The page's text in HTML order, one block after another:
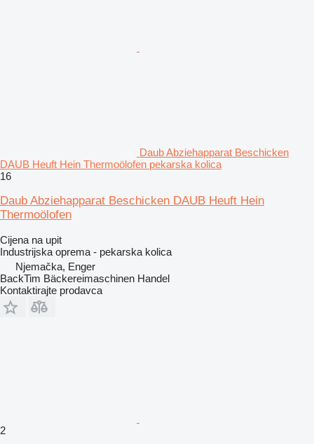
Daub Abziehapparat Beschicken
DAUB Heuft Hein Thermoölofen pekarska kolica
16
Daub Abziehapparat Beschicken DAUB Heuft Hein
Thermoölofen
Cijena na upit
Industrijska oprema - pekarska kolica
Njemačka, Enger
BackTim Bäckereimaschinen Handel
Kontaktirajte prodavca
2